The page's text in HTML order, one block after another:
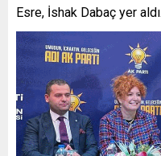
Esre, İshak Dabaç yer aldı.